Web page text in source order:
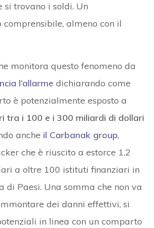
si trovano i soldi. Un
almeno con il
monitora questo fenomeno da
l’allarme dichiarando come
è potenzialmente esposto a
tra i 100 e i 300 miliardi di dollari
anche il Carbanak group,
che è riuscito a estorce 1,2
a oltre 100 istituti finanziari in
di Paesi. Una somma che non va
dei danni effettivi, si
in linea con un comparto